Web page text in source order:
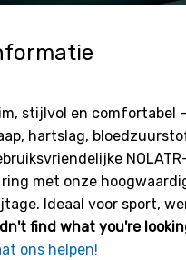
stijlvol en comfortabel
hartslag,
ring met onze
Ideaal voor sport,
find what you're
ons helpen!